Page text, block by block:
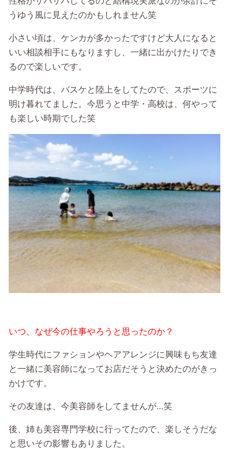
うゆう風に見えたのかもしれません笑
小さい頃は、ケンカが多かったですけど大人になると
いい相談相手にもなりますし、一緒に出かけたりでき
るので楽しいです。
中学時代は、バスケと陸上をしてたので、スポーツに
明け暮れてました。今思うと中学・高校は、何やって
も楽しい時期でした笑
いつ、なぜ今の仕事やろうと思ったのか？
学生時代にファションやヘアアレンジに興味もち友達
と一緒に美容師になってお店だそうと決めたのがきっ
かけです。
その友達は、今美容師をしてませんが…笑
後、姉も美容専門学校に行ってたので、楽しそうだな
と思いその影響もありました。